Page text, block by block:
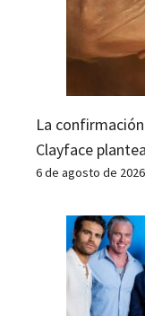
La
Clayface
6 de agosto de 2026